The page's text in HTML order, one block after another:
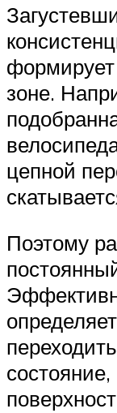
зоне.
цепной
Поэтому